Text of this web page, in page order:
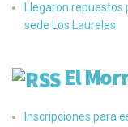
Llegaron repuestos
sede Los Laureles
El
Inscripciones para